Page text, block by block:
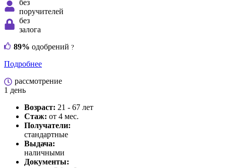
без
поручителей
без
залога
89% одобрений ?
Подробнее
рассмотрение
1 день
Возраст: 21 - 67 лет
Стаж: от 4 мес.
Получатели:
стандартные
Выдача:
наличными
Документы: